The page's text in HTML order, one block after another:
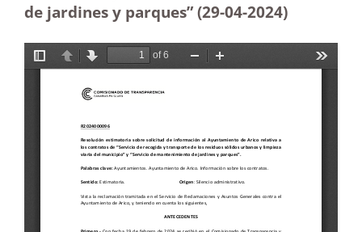
de jardines y parques” (29-04-2024)